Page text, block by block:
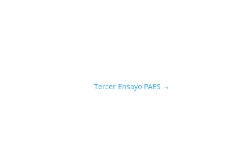
Tercer Ensayo PAES →